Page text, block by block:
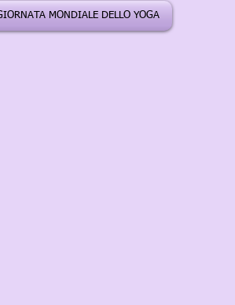
MONDIALE DELLO YOGA